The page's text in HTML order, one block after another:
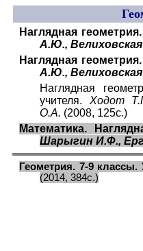
Наглядная
А.Ю.,
Наглядная
А.Ю.,
Наглядная
учителя. Ходот
О.А. (2008, 125с.)
Математика.
Шарыгин И.Ф.,
Геометрия. 7-9 классы.
(2014, 384с.)